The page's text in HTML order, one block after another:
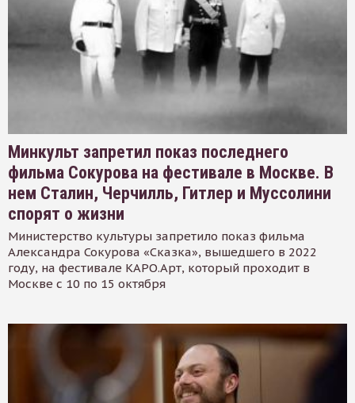
Минкульт запретил показ последнего
фильма Сокурова на фестивале в Москве. В
нем Сталин, Черчилль, Гитлер и Муссолини
спорят о жизни
Министерство культуры запретило показ фильма
Александра Сокурова «Сказка», вышедшего в 2022
году, на фестивале КАРО.Арт, который проходит в
Москве с 10 по 15 октября